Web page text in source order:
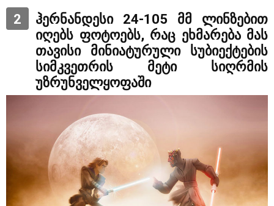
2
ჰერნანდესი 24-105 მმ ლინზებით
იღებს ფოტოებს, რაც ეხმარება მას
თავისი მინიატურული სუბიექტების
სიმკვეთრის მეტი სიღრმის
უზრუნველყოფაში